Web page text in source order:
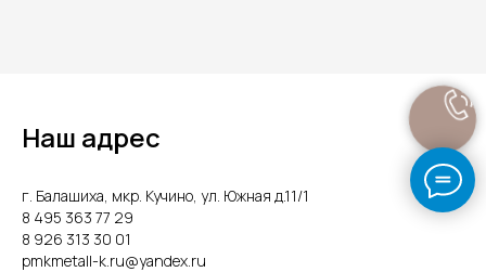
Наш адрес
г. Балашиха, мкр. Кучино, ул. Южная д.11/1
8 495 363 77 29
8 926 313 30 01
pmkmetall-k.ru@yandex.ru